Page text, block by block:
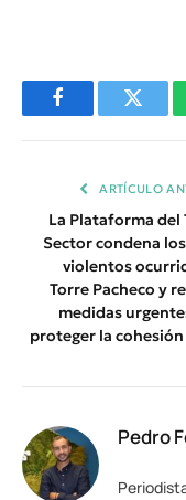
Facebook
ARTÍCULO
La Plataforma del
Sector condena
violentos
Torre Pacheco y
medidas
proteger la cohesión
Pedro